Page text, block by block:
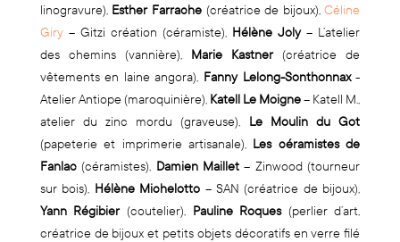
linogravure), Esther Farrache(créatrice de bijoux),Céline
Giry– Gitzi création (céramiste), Hélène Joly– L’atelier
des chemins (vannière), Marie Kastner(créatrice de
vêtements en laine angora), Fanny Lelong-Sonthonnax-
Atelier Antiope (maroquinière), Katell Le Moigne– Katell M.,
atelier du zinc mordu (graveuse), Le Moulin du Got
(papeterie et imprimerie artisanale), Les céramistes de
Fanlac(céramistes), Damien Maillet – Zinwood (tourneur
sur bois), Hélène Michelotto – SAN (créatrice de bijoux),
Yann Régibier(coutelier), Pauline Roques(perlier d’art,
créatrice de bijoux et petits objets décoratifs en verre filé